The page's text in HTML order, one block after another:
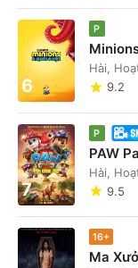
6
P
Hài,
9.2
7
P
PAW
Hài,
9.5
16+
Ma